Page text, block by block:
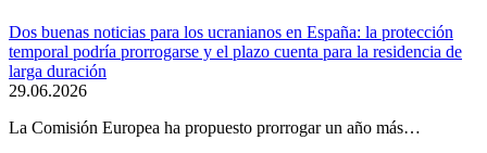
Dos buenas noticias para los ucranianos en España: la protección
temporal podría prorrogarse y el plazo cuenta para la residencia de
larga duración
29.06.2026
La Comisión Europea ha propuesto prorrogar un año más…